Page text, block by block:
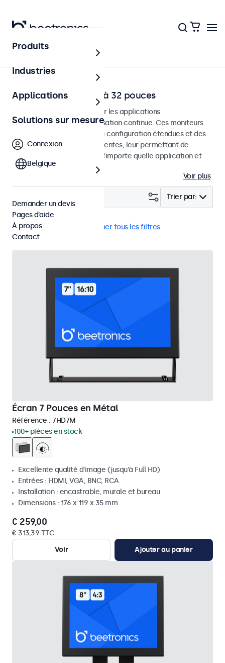
Accueil
Moniteurs HDMI de 7 à 32 pouces
Moniteurs HDMI conçus pour les applications
professionnelles et une utilisation continue. Ces moniteurs
HDMI offrent des options de configuration étendues et des
options de montage polyvalentes, leur permettant de
s'intégrer facilement dans n'importe quelle application et
environnement.
Voir plus
Trier par:
HDMI EN50155 Supprimer tous les filtres
Écran 7 Pouces en Métal
Référence : 7HD7M
100+ pièces en stock
Excellente qualité d'image (jusqu'à Full HD)
Entrées : HDMI, VGA, BNC, RCA
Installation : encastrable, murale et bureau
Dimensions : 176 x 119 x 35 mm
€ 259,00
€ 313,39 TTC
Voir
Ajouter au panier
Produits
Industries
Applications
Solutions sur mesure
Connexion
Belgique
Demander un devis
Pages d’aide
À propos
Contact